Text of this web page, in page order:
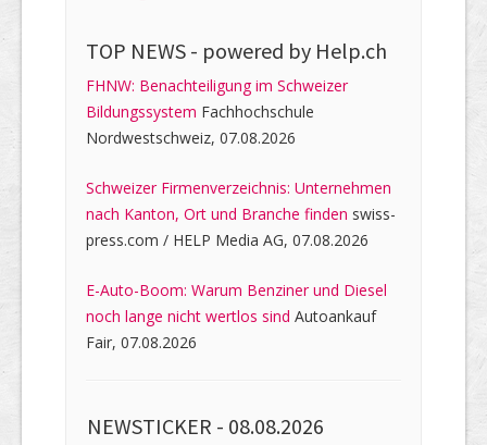
TOP NEWS - powered by Help.ch
FHNW: Benachteiligung im Schweizer
Bildungssystem Fachhochschule
Nordwestschweiz, 07.08.2026
Schweizer Firmenverzeichnis: Unternehmen
nach Kanton, Ort und Branche finden swiss-
press.com / HELP Media AG, 07.08.2026
E-Auto-Boom: Warum Benziner und Diesel
noch lange nicht wertlos sind Autoankauf
Fair, 07.08.2026
NEWSTICKER - 08.08.2026